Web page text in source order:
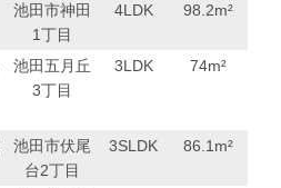
池田市神田
1丁目
4LDK 98.2m²
池田五月丘
3丁目
3LDK 74m²
池田市伏尾
台2丁目
3SLDK 86.1 m²